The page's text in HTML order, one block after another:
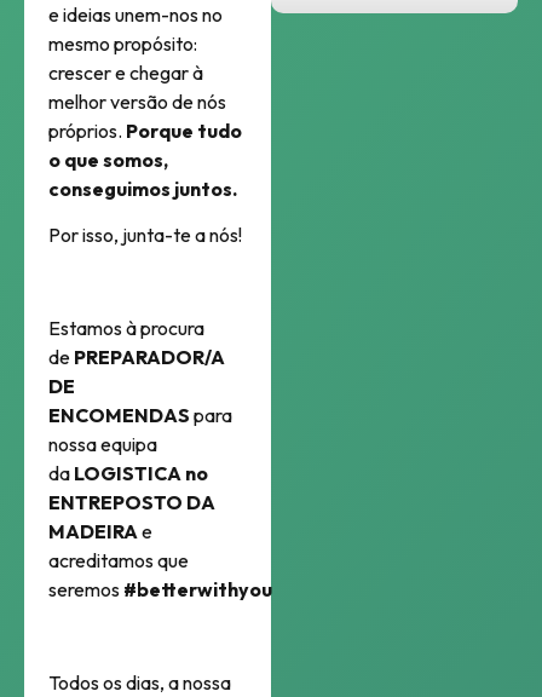
e ideias unem-nos no
mesmo propósito:
crescer e chegar à
melhor versão de nós
próprios. Porque tudo
o que somos,
conseguimos juntos.
Por isso, junta-te a nós!
Estamos à procura
de PREPARADOR/A
DE
ENCOMENDAS para
nossa equipa
da LOGISTICA no
ENTREPOSTO DA
MADEIRAe
acreditamos que
seremos #betterwithyou
Todos os dias, a nossa